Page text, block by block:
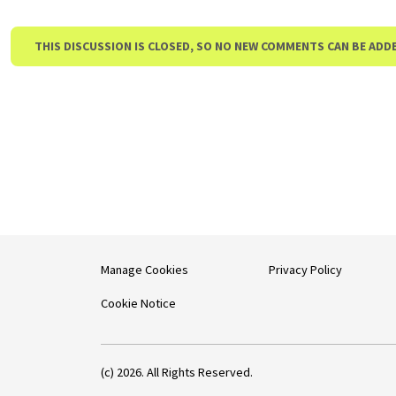
THIS DISCUSSION IS CLOSED, SO NO NEW COMMENTS CAN BE
Manage Cookies
Cookie Notice
Privacy Policy
(c) 2026. All Rights Reserved.